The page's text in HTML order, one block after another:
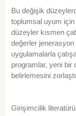
Bu değişik
toplumsal uyum
düzeyler kısmen
değerler
uygulamalarla
programlar, yeni bir
belirlemesini
Girişimcilik